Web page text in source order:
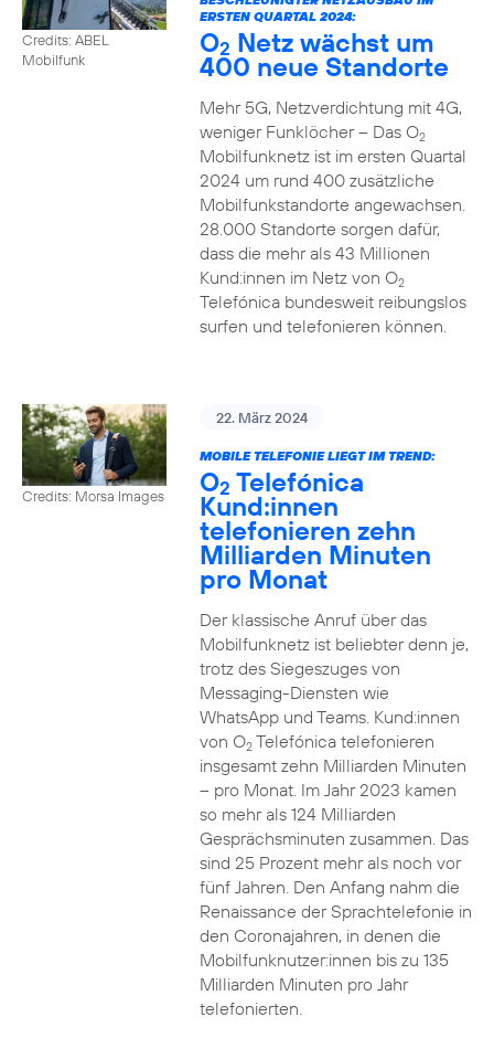
Credits: ABEL
Mobilfunk
ERSTEN QUARTAL 2024:
O2 Netz wächst um
400 neue Standorte
Mehr 5G, Netzverdichtung mit 4G,
weniger Funklöcher – Das O2
Mobilfunknetz ist im ersten Quartal
2024 um rund 400 zusätzliche
Mobilfunkstandorte angewachsen.
28.000 Standorte sorgen dafür,
dass die mehr als 43 Millionen
Kund:innen im Netz von O2
Telefónica bundesweit reibungslos
surfen und telefonieren können.
Credits: Morsa Images
22. März 2024
MOBILE TELEFONIE LIEGT IM TREND:
O2 Telefónica
Kund:innen
telefonieren zehn
Milliarden Minuten
pro Monat
Der klassische Anruf über das
Mobilfunknetz ist beliebter denn je,
trotz des Siegeszuges von
Messaging-Diensten wie
WhatsApp und Teams. Kund:innen
von O2Telefónica telefonieren
insgesamt zehn Milliarden Minuten
– pro Monat. Im Jahr 2023 kamen
so mehr als 124 Milliarden
Gesprächsminuten zusammen. Das
sind 25 Prozent mehr als noch vor
fünf Jahren. Den Anfang nahm die
Renaissance der Sprachtelefonie in
den Coronajahren, in denen die
Mobilfunknutzer:innen bis zu 135
Milliarden Minuten pro Jahr
telefonierten.